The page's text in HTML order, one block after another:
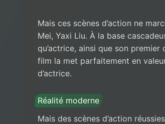
Mais ces scènes d’action ne
Mei, Yaxi Liu. À la base
qu’actrice, ainsi que son
film la met parfaitement en
d’actrice.
Réalité moderne
Mais des scènes d’action